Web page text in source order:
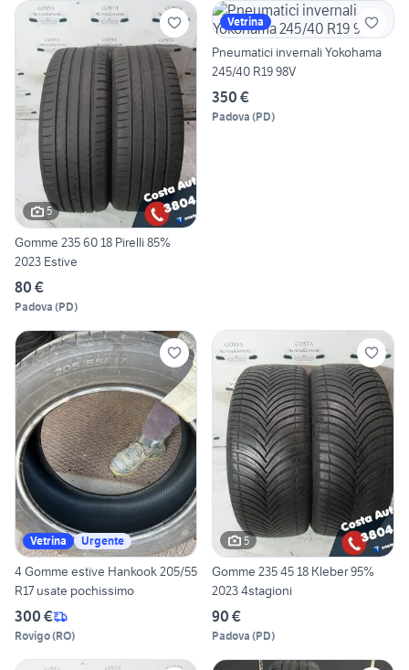
5
Gomme 235 60 18 Pirelli 85%
2023 Estive
80 €
Padova (PD)
Vetrina
Pneumatici invernali Yokohama
245/40 R19 98V
350 €
Padova (PD)
Vetrina Urgente
4 Gomme estive Hankook 205/55
R17 usate pochissimo
300 €
Rovigo(RO)
5
Gomme 235 45 18 Kleber 95%
2023 4stagioni
90 €
Padova (PD)